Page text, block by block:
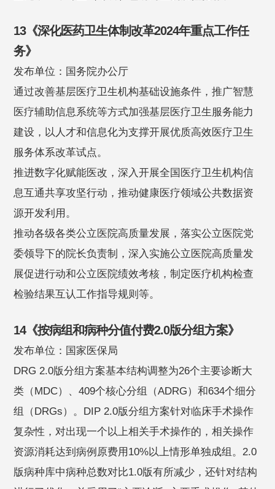
13《深化医药卫生体制改革2024年重点工作任
务》
发布单位：国务院办公厅
通过改善基层医疗卫生机构基础设施条件，推广智慧
医疗辅助信息系统等方式加强基层医疗卫生服务能力
建设，以人才和信息化为支撑开展优质高效医疗卫生
服务体系改革试点。
推进数字化赋能医改，深入开展全国医疗卫生机构信
息互通共享攻坚行动，推动健康医疗领域公共数据资
源开发利用。
推动各级各类公立医院高质量发展，落实公立医院党
委领导下的院长负责制，深入实施公立医院高质量发
展促进行动和公立医院绩效考核，制定医疗机构检查
检验结果互认工作指导规则等。
14《按病组和病种分值付费2.0版分组方案》
发布单位：国家医保局
DRG 2.0版分组方案基本结构调整为26个主要诊断大
类（MDC）、409个核心分组（ADRG）和634个细分
组（DRGs）。DIP 2.0版分组方案针对临床手术操作
复杂性，对出现一个以上相关手术操作的，相关操作
资源消耗达到病例原费用10%以上情形单独成组。2.0
版病种库中病种总数对比1.0版有所减少，还针对结构